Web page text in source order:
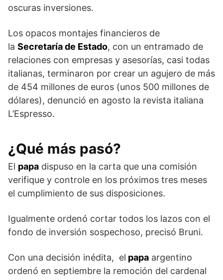
oscuras inversiones.
Los opacos montajes financieros de
la Secretaría de Estado, con un entramado de
relaciones con empresas y asesorías, casi todas
italianas, terminaron por crear un agujero de más
de 454 millones de euros (unos 500 millones de
dólares), denunció en agosto la revista italiana
L’Espresso.
¿Qué más pasó?
El papa dispuso en la carta que una comisión
verifique y controle en los próximos tres meses
el cumplimiento de sus disposiciones.
Igualmente ordenó cortar todos los lazos con el
fondo de inversión sospechoso, precisó Bruni.
Con una decisión inédita, el papa argentino
ordenó en septiembre la remoción del cardenal